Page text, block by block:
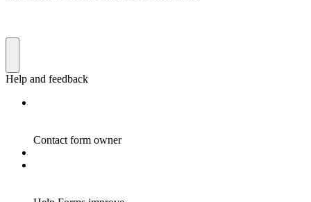
Help and feedback
Contact form owner